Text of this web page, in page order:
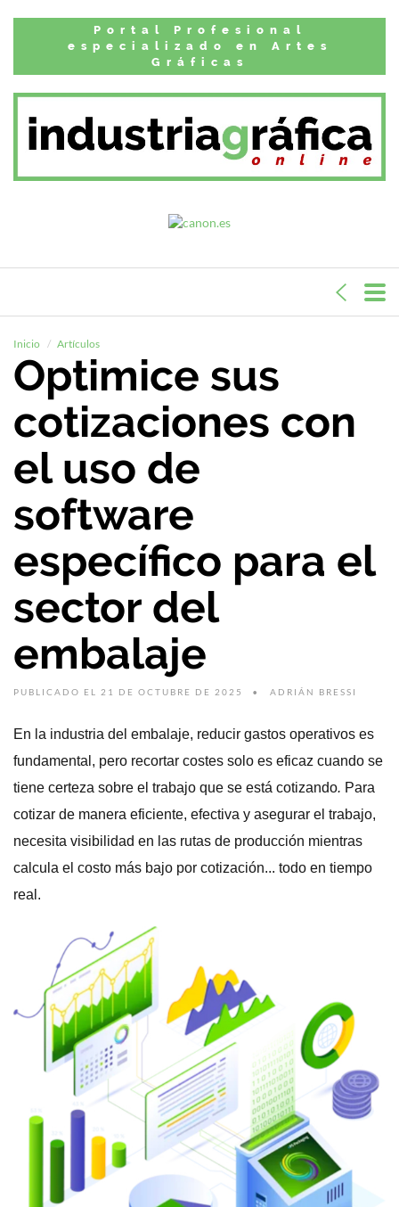
Portal Profesional
especializado en Artes
Gráficas
Inicio Artículos
Optimice sus
cotizaciones con
el uso de
software
específico para el
sector del
embalaje
PUBLICADO EL 21 DE OCTUBRE DE 2025 ADRIÁN BRESSI
En la industria del embalaje, reducir gastos operativos es
fundamental, pero recortar costes solo es eficaz cuando se
tiene certeza sobre el trabajo que se está cotizando. Para
cotizar de manera eficiente, efectiva y asegurar el trabajo,
necesita visibilidad en las rutas de producción mientras
calcula el costo más bajo por cotización... todo en tiempo
real.